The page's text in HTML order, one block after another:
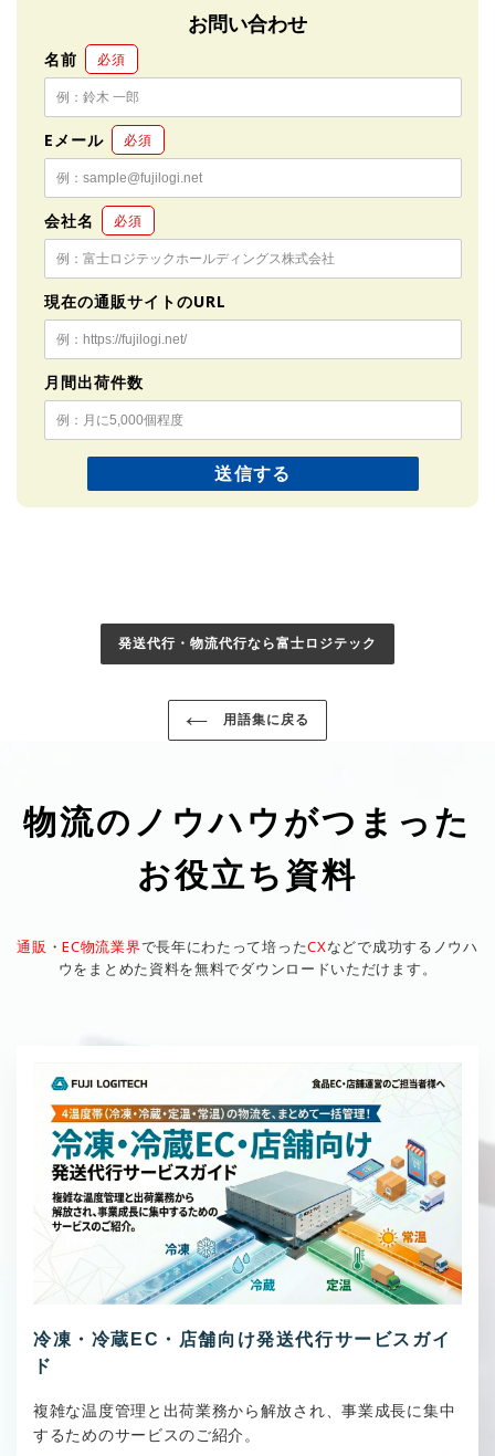
お問い合わせ
名前 必須
Eメール 必須
会社名 必須
現在の通販サイトのURL
月間出荷件数
発送代行・物流代行なら富士ロジテック
用語集に戻る
物流のノウハウがつまった
お役立ち資料
通販 ・EC物流業界で長年にわたって培ったCXなどで成功するノウハ
ウをまとめた資料を無料でダウンロードいただけます。
冷凍・冷蔵EC・店舗向け発送代行サービスガイ
ド
複雑な温度管理と出荷業務から解放され、事業成長に集中
するためのサービスのご紹介。